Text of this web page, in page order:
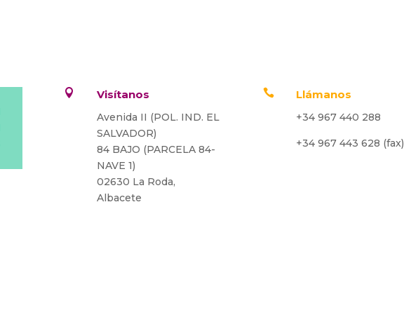
 Visítanos
Avenida II (POL. IND. EL
SALVADOR)
84 BAJO (PARCELA 84-
NAVE 1)
02630 La Roda,
Albacete
 Llámanos
+34 967 440 288
+34 967 443 628 (fax)